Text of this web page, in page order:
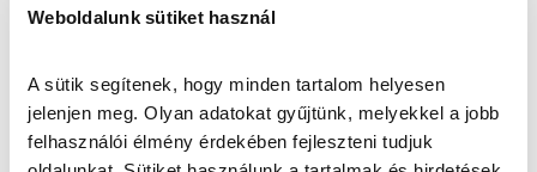
Weboldalunk sütiket használ
A sütik segítenek, hogy minden tartalom helyesen
jelenjen meg. Olyan adatokat gyűjtünk, melyekkel a jobb
felhasználói élmény érdekében fejleszteni tudjuk
Számos modernebb autónál 25-30 ezer kilométeres gyári
ajánlásokkal is találkozhatunk. Ezt a túlnyomóan városi
vagy rövid utakon való használat esetén erősen ajánlott